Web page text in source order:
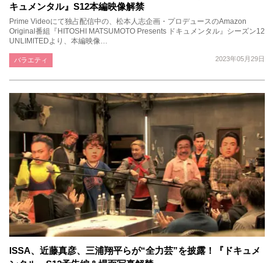
キュメンタル』S12本編映像解禁
Prime Videoにて独占配信中の、松本人志企画・プロデュースのAmazon
Original番組『HITOSHI MATSUMOTO Presents ドキュメンタル』シーズン12
UNLIMITEDより、本編映像…
2023年05月29日
バラエティ
ISSA、近藤真彦、三浦翔平らが“全力芸”を披露！『ドキュメ